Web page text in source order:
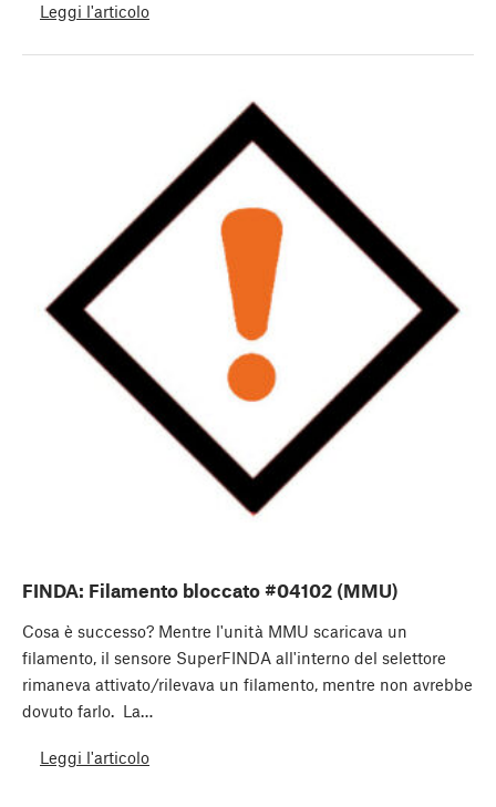
Leggi l'articolo
FINDA: Filamento bloccato #04102 (MMU)
Cosa è successo? Mentre l'unità MMU scaricava un
filamento, il sensore SuperFINDA all'interno del selettore
rimaneva attivato/rilevava un filamento, mentre non avrebbe
dovuto farlo. La…
Leggi l'articolo